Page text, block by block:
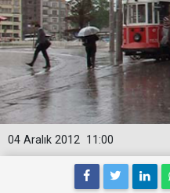
11:00
04 Aralık 2012